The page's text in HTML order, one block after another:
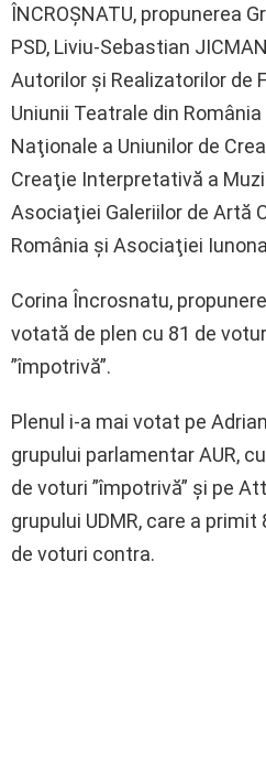
ÎNCROŞNATU, propunerea
PSD, Liviu-Sebastian
Autorilor şi Realizatorilor de
Uniunii Teatrale din
Naţionale a Uniunilor de
Creaţie Interpretativă a
Asociaţiei Galeriilor de Artă
România şi Asociaţiei
Corina Încrosnatu,
votată de plen cu 81 de
”împotrivă”.
Plenul i-a mai votat pe
grupului parlamentar AUR,
de voturi ”împotrivă” şi pe
grupului UDMR, care a primit
de voturi contra.